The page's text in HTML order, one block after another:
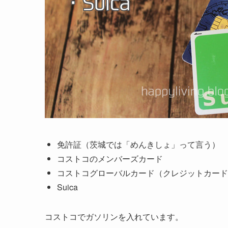
免許証（茨城では「めんきしょ」って言う）
コストコのメンバーズカード
コストコグローバルカード（クレジットカー
Suica
コストコでガソリンを入れています。